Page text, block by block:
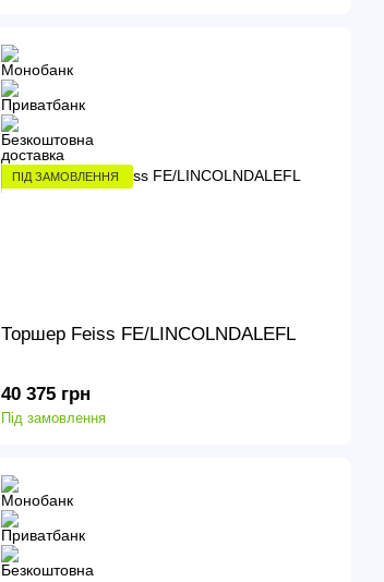
ПІД ЗАМОВЛЕННЯ
Торшер Feiss FE/LINCOLNDALEFL
40 375 грн
Під замовлення